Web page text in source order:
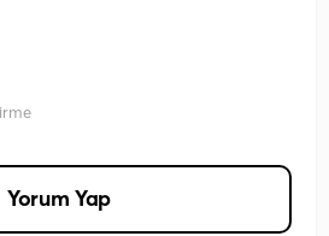
Yorum Yap